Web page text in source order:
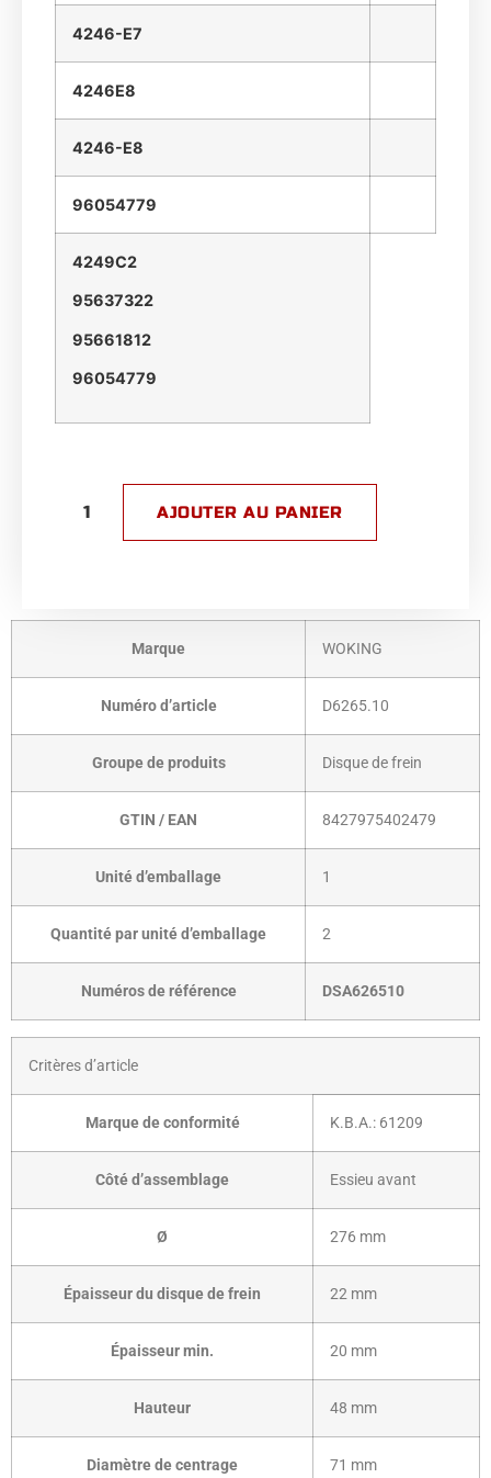
4246-E7
4246E8
4246-E8
96054779
4249C2
95637322
95661812
96054779
AJOUTER AU PANIER
Marque WOKING
Numéro d’article D6265.10
Groupe de produits Disque de frein
GTIN / EAN ­8427975402479
Unité d’emballage 1
Quantité par unité d’emballage 2
Numéros de référence ­DSA626510
Critères d’article
Marque de conformité K.B.A.: 61209
Côté d’assemblage Essieu avant
Ø 276 mm
Épaisseur du disque de frein 22 mm
Épaisseur min. 20 mm
Hauteur 48 mm
Diamètre de centrage 71 mm